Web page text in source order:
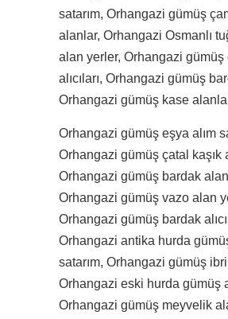
satarım, Orhangazi gümüş
alanlar, Orhangazi Osmanlı
alan yerler, Orhangazi gümüş
alıcıları, Orhangazi gümüş
Orhangazi gümüş kase
Orhangazi gümüş eşya alım
Orhangazi gümüş çatal kaşık
Orhangazi gümüş bardak
Orhangazi gümüş vazo alan
Orhangazi gümüş bardak
Orhangazi antika hurda
satarım, Orhangazi gümüş
Orhangazi eski hurda gümüş
Orhangazi gümüş meyvelik